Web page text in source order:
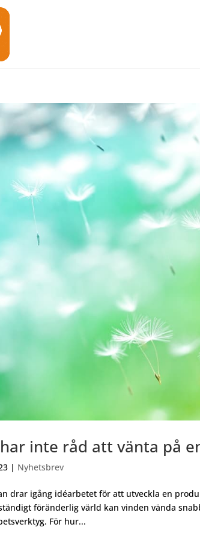
inte råd att vänta på
| Nyhetsbrev
drar igång idéarbetet för att utveckla en
föränderlig värld kan vinden vända
För hur...